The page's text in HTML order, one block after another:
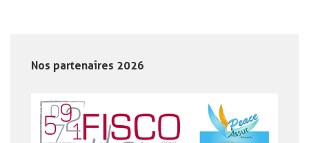
Nos partenaires 2026